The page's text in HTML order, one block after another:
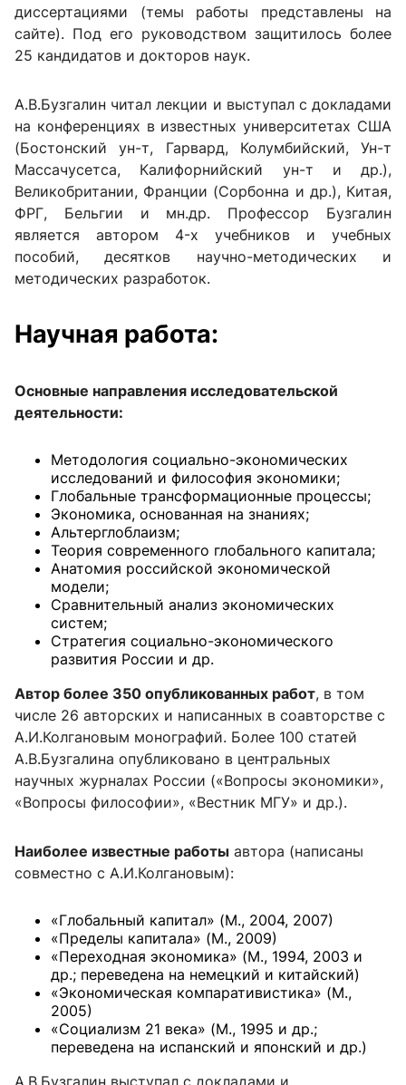
диссертациями (темы работы представлены на
сайте). Под его руководством защитилось более
25 кандидатов и докторов наук.
А.В.Бузгалин читал лекции и выступал с докладами
на конференциях в известных университетах США
(Бостонский ун-т, Гарвард, Колумбийский, Ун-т
Массачусетса, Калифорнийский ун-т и др.),
Великобритании, Франции (Сорбонна и др.), Китая,
ФРГ, Бельгии и мн.др. Профессор Бузгалин
является автором 4-х учебников и учебных
пособий, десятков научно-методических и
методических разработок.
Научная работа:
Основные направления исследовательской
деятельности:
Методология социально-экономических
исследований и философия экономики;
Глобальные трансформационные процессы;
Экономика, основанная на знаниях;
Альтерглоблаизм;
Теория современного глобального капитала;
Анатомия российской экономической
модели;
Сравнительный анализ экономических
систем;
Стратегия социально-экономического
развития России и др.
Автор более 350 опубликованных работ, в том
числе 26 авторских и написанных в соавторстве с
А.И.Колгановым монографий. Более 100 статей
А.В.Бузгалина опубликовано в центральных
научных журналах России («Вопросы экономики»,
«Вопросы философии», «Вестник МГУ» и др.).
Наиболее известные работы автора (написаны
совместно с А.И.Колгановым):
«Глобальный капитал» (М., 2004, 2007)
«Пределы капитала» (М., 2009)
«Переходная экономика» (М., 1994, 2003 и
др.; переведена на немецкий и китайский)
«Экономическая компаративистика» (М.,
2005)
«Социализм 21 века» (М., 1995 и др.;
переведена на испанский и японский и др.)
А.В.Бузгалин выступал с докладами и